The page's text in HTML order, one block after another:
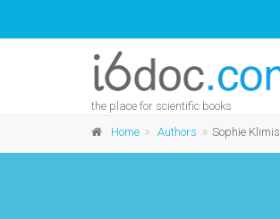
the place for scientific books
Home Authors Sophie Klimis